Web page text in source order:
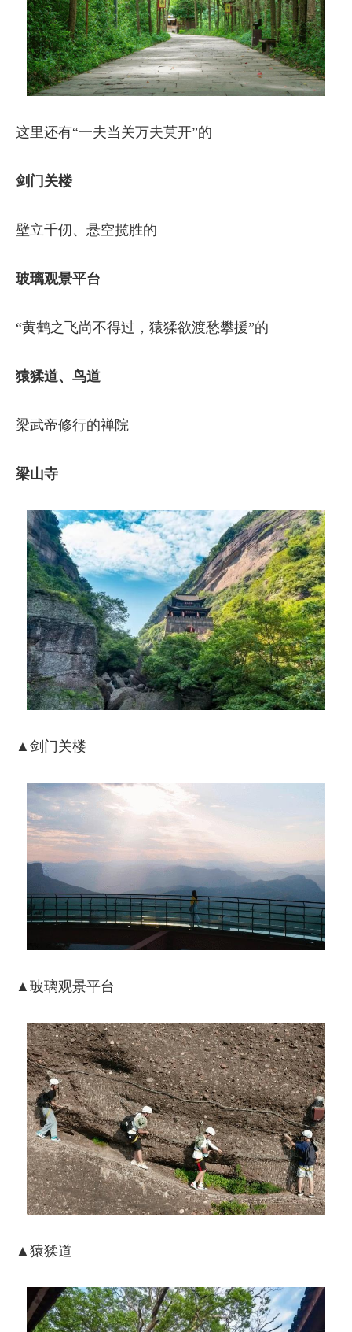
这里还有“一夫当关万夫莫开”的
剑门关楼
壁立千仞、悬空揽胜的
玻璃观景平台
“黄鹤之飞尚不得过，猿猱欲渡愁攀援”的
猿猱道、鸟道
梁武帝修行的禅院
梁山寺
▲剑门关楼
▲玻璃观景平台
▲猿猱道